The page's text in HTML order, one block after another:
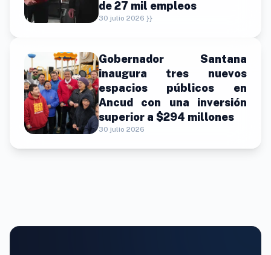
de 27 mil empleos
30 julio 2026 }}
Gobernador Santana
inaugura tres nuevos
espacios públicos en
Ancud con una inversión
superior a $294 millones
30 julio 2026